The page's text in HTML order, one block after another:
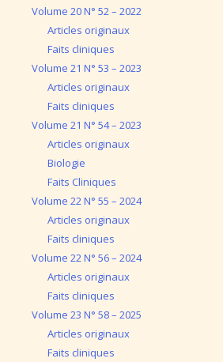
Volume 20 N° 52 – 2022
Articles originaux
Faits cliniques
Volume 21 N° 53 – 2023
Articles originaux
Faits cliniques
Volume 21 N° 54 – 2023
Articles originaux
Biologie
Faits Cliniques
Volume 22 N° 55 – 2024
Articles originaux
Faits cliniques
Volume 22 N° 56 – 2024
Articles originaux
Faits cliniques
Volume 23 N° 58 – 2025
Articles originaux
Faits cliniques